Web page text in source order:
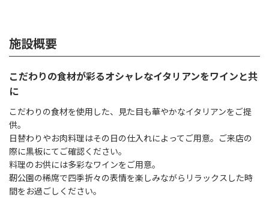
施設概要
こだわりの食材が彩るオシャレなイタリアンをワインと共
に
こだわりの食材を使用した、見た目も華やかなイタリアンをご提
供。
日替わりやお肉料理はその日の仕入れによってご用意。ご来店の
際に黒板にてご確認ください。
料理のお供には多彩なワインをご用意。
靭公園の稀席で四季折々の表情を楽しみながらリラックスした時
間をお過ごしください。